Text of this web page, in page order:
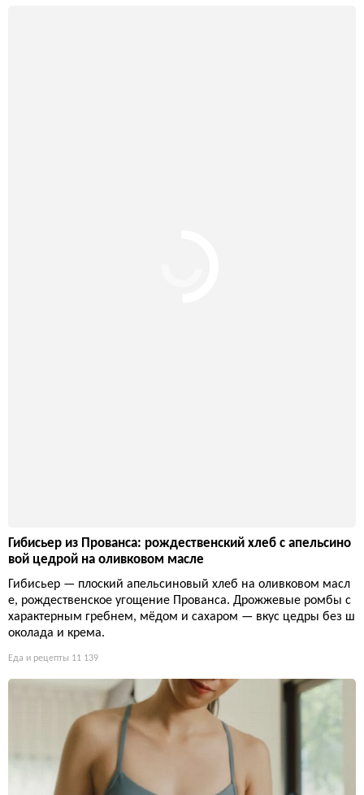
Гибисьер из Прованса: рождественский хлеб с апельсино
вой цедрой на оливковом масле
Гибисьер — плоский апельсиновый хлеб на оливковом масл
е, рождественское угощение Прованса. Дрожжевые ромбы с
характерным гребнем, мёдом и сахаром — вкус цедры без ш
околада и крема.
Еда и рецепты 11 139